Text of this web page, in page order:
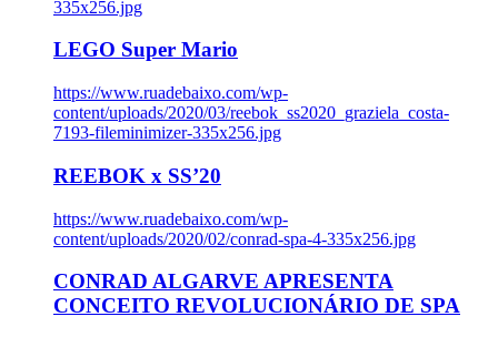
335x256.jpg
LEGO Super Mario
https://www.ruadebaixo.com/wp-
content/uploads/2020/03/reebok_ss2020_graziela_costa-
7193-fileminimizer-335x256.jpg
REEBOK x SS’20
https://www.ruadebaixo.com/wp-
content/uploads/2020/02/conrad-spa-4-335x256.jpg
CONRAD ALGARVE APRESENTA
CONCEITO REVOLUCIONÁRIO DE SPA